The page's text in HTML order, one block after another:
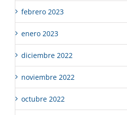
febrero 2023
enero 2023
diciembre 2022
noviembre 2022
octubre 2022